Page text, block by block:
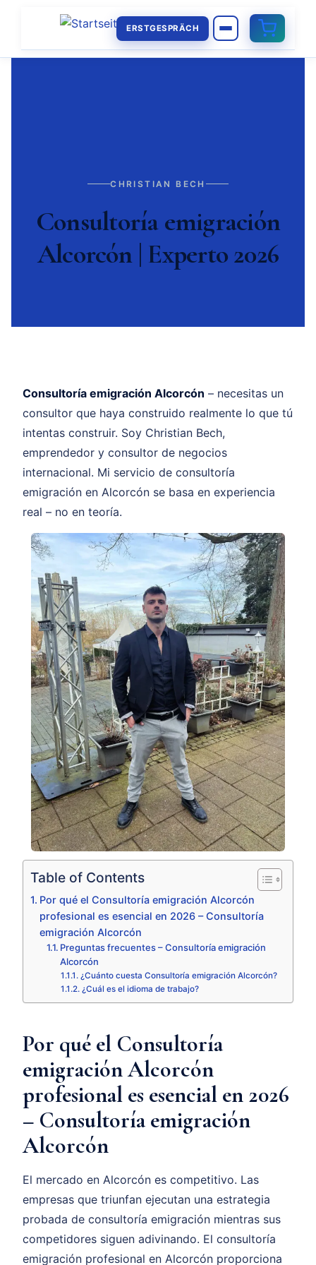
ERSTGESPRÄCH
CHRISTIAN BECH
Consultoría emigración
Alcorcón | Experto 2026
Consultoría emigración Alcorcón – necesitas un
consultor que haya construido realmente lo que tú
intentas construir. Soy Christian Bech,
emprendedor y consultor de negocios
internacional. Mi servicio de consultoría
emigración en Alcorcón se basa en experiencia
real – no en teoría.
Table of Contents
Por qué el Consultoría emigración Alcorcón
profesional es esencial en 2026 – Consultoría
emigración Alcorcón
Preguntas frecuentes – Consultoría emigración
Alcorcón
¿Cuánto cuesta Consultoría emigración Alcorcón?
¿Cuál es el idioma de trabajo?
Por qué el Consultoría
emigración Alcorcón
profesional es esencial en 2026
– Consultoría emigración
Alcorcón
El mercado en Alcorcón es competitivo. Las
empresas que triunfan ejecutan una estrategia
probada de consultoría emigración mientras sus
competidores siguen adivinando. El consultoría
emigración profesional en Alcorcón proporciona